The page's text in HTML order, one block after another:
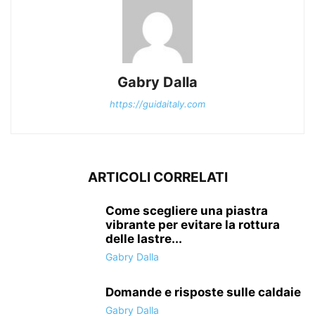
Gabry Dalla
https://guidaitaly.com
ARTICOLI CORRELATI
Come scegliere una piastra
vibrante per evitare la rottura
delle lastre...
Gabry Dalla
Domande e risposte sulle caldaie
Gabry Dalla